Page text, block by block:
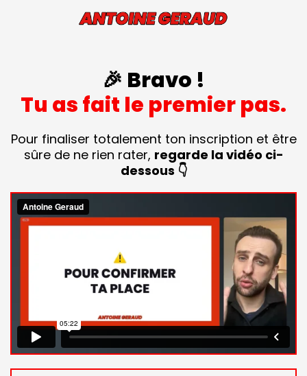
🎉 Bravo !
Tu as fait le premier pas.
Pour finaliser totalement ton inscription et être
sûre de ne rien rater, regarde la vidéo ci-
dessous 👇